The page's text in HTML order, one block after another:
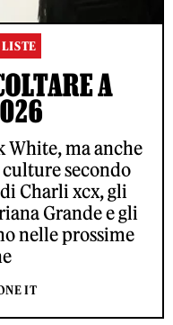
A
White, ma anche
secondo
Charli xcx, gli
Grande e gli
nelle prossime
IT